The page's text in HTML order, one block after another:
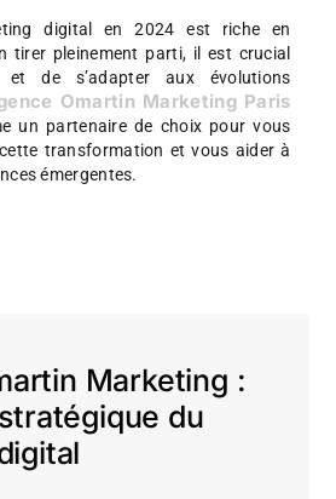
digital en 2024 est riche en
tirer pleinement parti, il est crucial
de s’adapter aux évolutions
Omartin Marketing Paris
un partenaire de choix pour vous
transformation et vous aider à
émergentes.
Marketing :
du